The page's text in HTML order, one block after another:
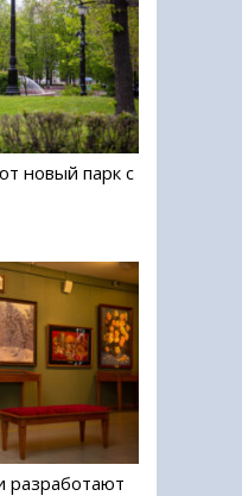
новый парк с
разработают